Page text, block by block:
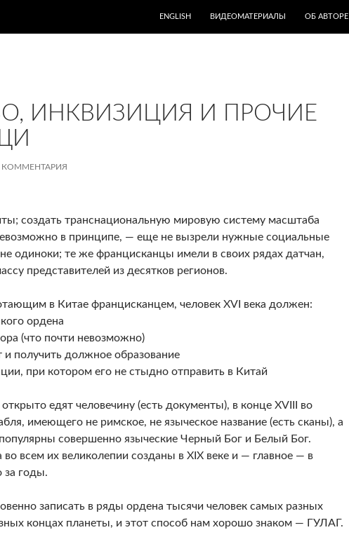
ENGLISH ВИДЕОМАТЕРИАЛЫ ОБ АВТОРЕ
ИНКВИЗИЦИЯ И ПРОЧИЕ
КОММЕНТАРИЯ
создать транснациональную мировую систему масштаба
в принципе, — еще не вызрели нужные социальные
одиноки; те же францисканцы имели в своих рядах датчан,
представителей из десятков регионов.
в Китае францисканцем, человек XVI века должен:
ордена
(что почти невозможно)
получить должное образование
при котором его не стыдно отправить в Китай
едят человечину (есть документы), в конце XVIII во
имеющего не римское, не языческое название (есть сканы), а
совершенно языческие Черный Бог и Белый Бог.
всем их великолепии созданы в XIX веке и — главное — в
за годы.
записать в ряды ордена тысячи человек самых разных
концах планеты, и этот способ нам хорошо знаком — ГУЛАГ.